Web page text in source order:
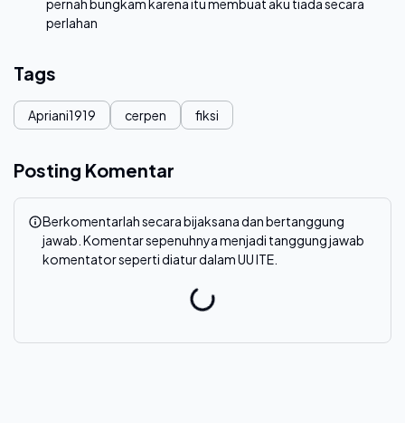
pernah bungkam karena itu membuat aku tiada secara
perlahan
Tags
Apriani1919 cerpen fiksi
Posting Komentar
Berkomentarlah secara bijaksana dan bertanggung
jawab. Komentar sepenuhnya menjadi tanggung jawab
komentator seperti diatur dalam UU ITE.